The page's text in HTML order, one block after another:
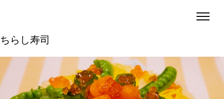
ちらし寿司